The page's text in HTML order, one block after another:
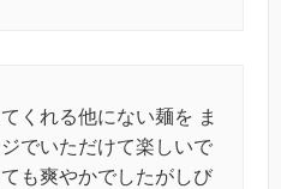
くれる他にない麺を ま
でいただけて楽しいで
も爽やかでしたがしび